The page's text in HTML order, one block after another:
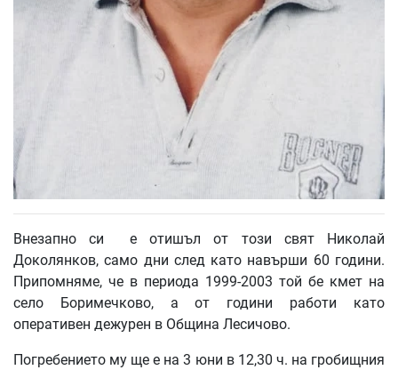
Внезапно си е отишъл от този свят Николай
Доколянков, само дни след като навърши 60 години.
Припомняме, че в периода 1999-2003 той бе кмет на
село Боримечково, а от години работи като
оперативен дежурен в Община Лесичово.
Погребението му ще е на 3 юни в 12,30 ч. на гробищния